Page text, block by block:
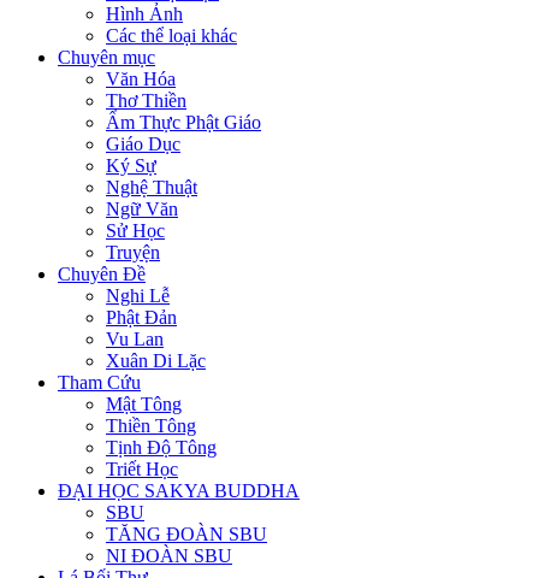
Hình Ảnh
Các thể loại khác
Chuyên mục
Văn Hóa
Thơ Thiền
Ẩm Thực Phật Giáo
Giáo Dục
Ký Sự
Nghệ Thuật
Ngữ Văn
Sử Học
Truyện
Chuyên Đề
Nghi Lễ
Phật Đản
Vu Lan
Xuân Di Lặc
Tham Cứu
Mật Tông
Thiền Tông
Tịnh Độ Tông
Triết Học
ĐẠI HỌC SAKYA BUDDHA
SBU
TĂNG ĐOÀN SBU
NI ĐOÀN SBU